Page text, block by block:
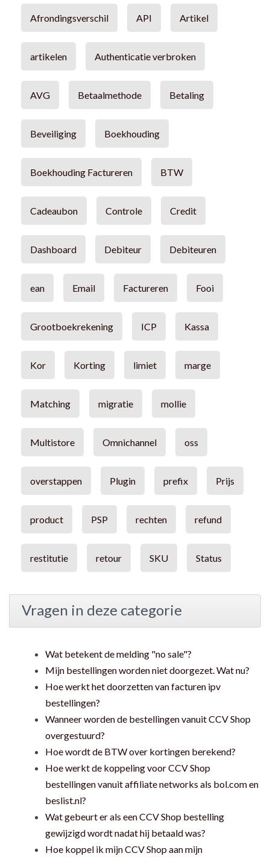
Afrondingsverschil API Artikel
artikelen Authenticatie verbroken
AVG Betaalmethode Betaling
Beveiliging Boekhouding
Boekhouding Factureren BTW
Cadeaubon Controle Credit
Dashboard Debiteur Debiteuren
ean Email Factureren Fooi
Grootboekrekening ICP Kassa
Kor Korting limiet marge
Matching migratie mollie
Multistore Omnichannel oss
overstappen Plugin prefix Prijs
product PSP rechten refund
restitutie retour SKU Status
Vragen in deze categorie
Wat betekent de melding "no sale"?
Mijn bestellingen worden niet doorgezet. Wat nu?
Hoe werkt het doorzetten van facturen ipv
bestellingen?
Wanneer worden de bestellingen vanuit CCV Shop
overgestuurd?
Hoe wordt de BTW over kortingen berekend?
Hoe werkt de koppeling voor CCV Shop
bestellingen vanuit affiliate networks als bol.com en
beslist.nl?
Wat gebeurt er als een CCV Shop bestelling
gewijzigd wordt nadat hij betaald was?
Hoe koppel ik mijn CCV Shop aan mijn